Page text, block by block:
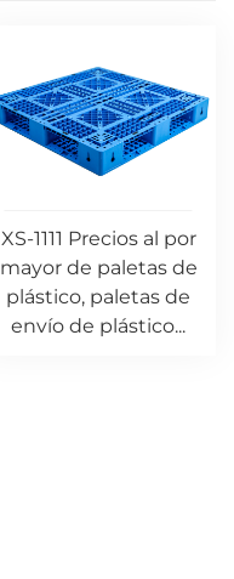
XS-1111 Precios al por
mayor de paletas de
plástico, paletas de
envío de plástico...